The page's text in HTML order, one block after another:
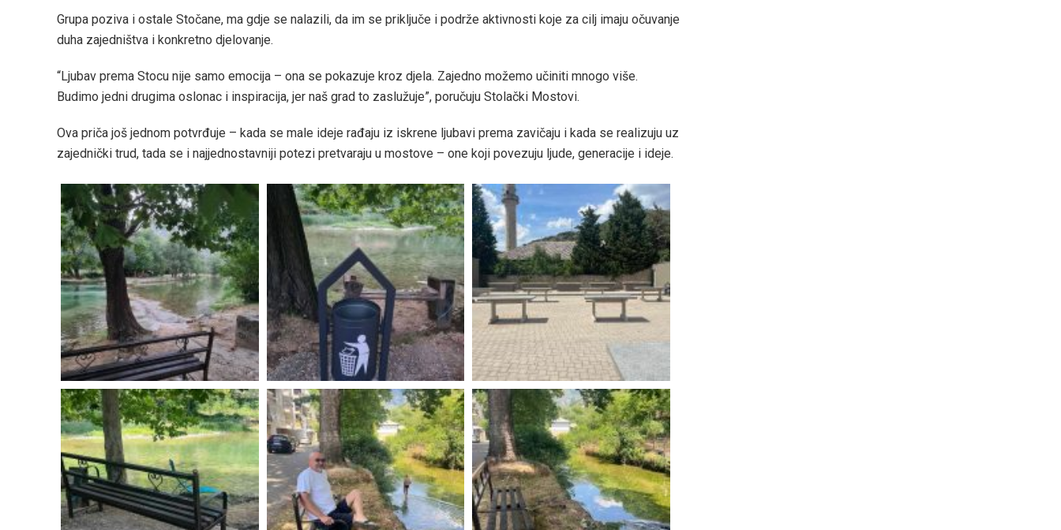
Grupa poziva i ostale Stočane, ma gdje se nalazili, da im se priključe i podrže aktivnosti koje za cilj imaju očuvanje
duha zajedništva i konkretno djelovanje.
“Ljubav prema Stocu nije samo emocija – ona se pokazuje kroz djela. Zajedno možemo učiniti mnogo više.
Budimo jedni drugima oslonac i inspiracija, jer naš grad to zaslužuje”, poručuju Stolački Mostovi.
Ova priča još jednom potvrđuje – kada se male ideje rađaju iz iskrene ljubavi prema zavičaju i kada se realizuju uz
zajednički trud, tada se i najjednostavniji potezi pretvaraju u mostove – one koji povezuju ljude, generacije i ideje.